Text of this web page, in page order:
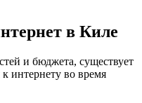
в Киле
и бюджета, существует
интернету во время